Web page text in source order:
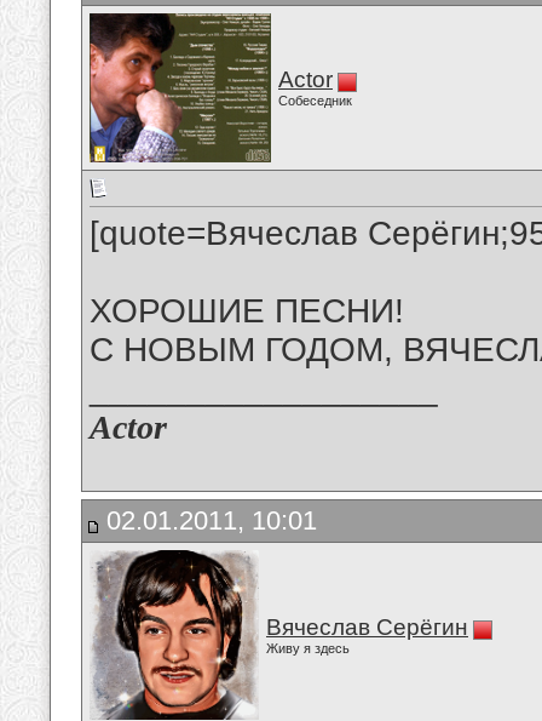
Actor
Собеседник
[quote=Вячеслав
ХОРОШИЕ ПЕСНИ!
С НОВЫМ ГОДОМ,
Actor
02.01.2011, 10:01
Вячеслав Серёгин
Живу я здесь